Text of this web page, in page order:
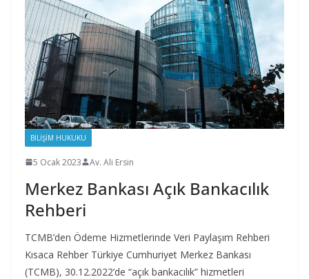
BILIŞIM HUKUKU
5 Ocak 2023 Av. Ali Ersin
Merkez Bankası Açık Bankacılık
Rehberi
TCMB’den Ödeme Hizmetlerinde Veri Paylaşım Rehberi
Kısaca Rehber Türkiye Cumhuriyet Merkez Bankası
(TCMB), 30.12.2022’de “açık bankacılık” hizmetleri